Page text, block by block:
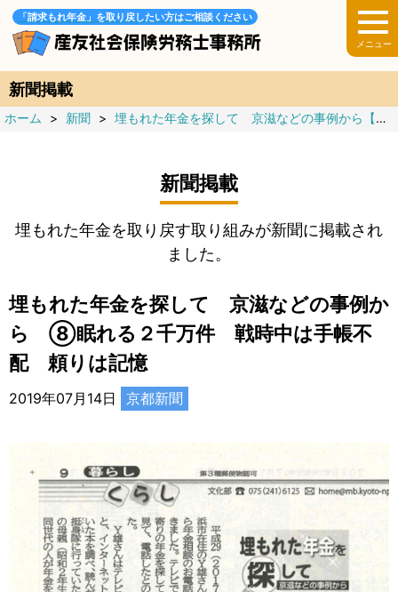
「請求もれ年金」を取り戻したい方はご相談ください
新聞掲載
ホーム > 新聞 > 埋もれた年金を探して 京滋などの事例から【全12回】
新聞掲載
埋もれた年金を取り戻す取り組みが新聞に掲載され
ました。
埋もれた年金を探して 京滋などの事例か
ら ⑧眠れる２千万件 戦時中は手帳不
配 頼りは記憶
2019年07月14日 京都新聞